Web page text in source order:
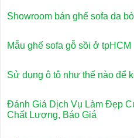
Showroom bán ghế sofa da
Mẫu ghế sofa gỗ sồi ở tpHCM
Sử dụng ô tô như thế nào để
Đánh Giá Dịch Vụ Làm Đẹp
Chất Lượng, Báo Giá